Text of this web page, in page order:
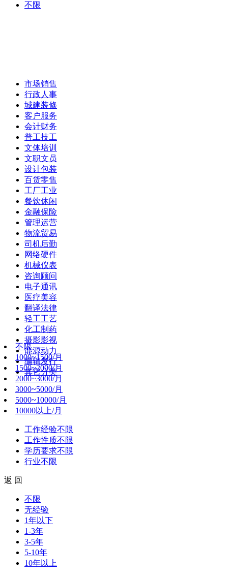
不限
市场销售
行政人事
城建装修
客户服务
会计财务
普工技工
文体培训
文职文员
设计包装
百货零售
工厂工业
餐饮休闲
金融保险
管理运营
物流贸易
司机后勤
网络硬件
机械仪表
咨询顾问
电子通讯
医疗美容
翻译法律
轻工工艺
化工制药
摄影影视
能源动力
编辑发行
其它分类
不限
1000~1500/月
1500~2000/月
2000~3000/月
3000~5000/月
5000~10000/月
10000以上/月
工作经验不限
工作性质不限
学历要求不限
行业不限
返 回
不限
无经验
1年以下
1-3年
3-5年
5-10年
10年以上